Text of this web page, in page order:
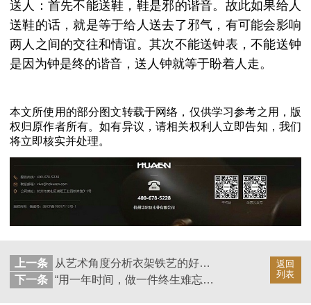
送人：首先不能送鞋，鞋是邪的谐音。故此如果给人
送鞋的话，就是等于给人送去了邪气，有可能会影响
两人之间的交往和情谊。其次不能送钟表，不能送钟
是因为钟是终的谐音，送人钟就等于盼着人走。
本文所使用的部分图文转载于网络，仅供学习参考之用，版
权归原作者所有。如有异议，请相关权利人立即告知，我们
将立即核实并处理。
返回
列表
上一条
从艺术角度分析衣架铁艺的好还是实木的好【华恩】
下一条
“用一年时间，做一件终生难忘的事”--什么牌子的实木衣架好【华恩】